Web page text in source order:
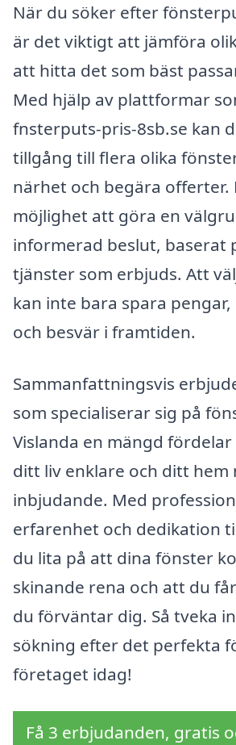
När du söker efter
är det viktigt att jämföra
att hitta det som bäst
Med hjälp av plattformar
fnsterputs-pris-8sb.se kan
tillgång till flera olika
närhet och begära offerter.
möjlighet att göra en
informerad beslut, baserat
tjänster som erbjuds. Att
kan inte bara spara
och besvär i framtiden.
Sammanfattningsvis
som specialiserar sig på
Vislanda en mängd
ditt liv enklare och ditt hem
inbjudande. Med
erfarenhet och dedikation
du lita på att dina fönster
skinande rena och att du
du förväntar dig. Så tveka
sökning efter det perfekta
företaget idag!
Få 3 erbjudanden, gratis